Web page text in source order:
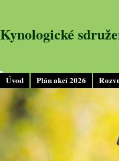
Úvod Plán akcí 2026
Kynologické